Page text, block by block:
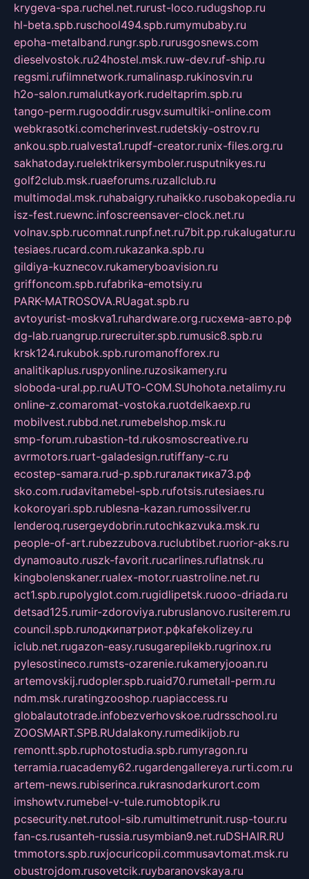
krygeva-spa.ruchel.net.rurust-loco.rudugshop.ru
hl-beta.spb.ruschool494.spb.rumymubaby.ru
epoha-metalband.rungr.spb.rurusgosnews.com
dieselvostok.ru24hostel.msk.ruw-dev.ruf-ship.ru
regsmi.rufilmnetwork.rumalinasp.rukinosvin.ru
h2o-salon.rumalutkayork.rudeltaprim.spb.ru
tango-perm.rugooddir.rusgv.sumultiki-online.com
webkrasotki.comcherinvest.rudetskiy-ostrov.ru
ankou.spb.rualvesta1.rupdf-creator.runix-files.org.ru
sakhatoday.ruelektrikersymboler.rusputnikyes.ru
golf2club.msk.ruaeforums.ruzallclub.ru
multimodal.msk.ruhabaigry.ruhaikko.rusobakopedia.ru
isz-fest.ruewnc.infoscreensaver-clock.net.ru
volnav.spb.rucomnat.runpf.net.ru7bit.pp.rukalugatur.ru
tesiaes.rucard.com.rukazanka.spb.ru
gildiya-kuznecov.rukameryboavision.ru
griffoncom.spb.rufabrika-emotsiy.ru
PARK-MATROSOVA.RUagat.spb.ru
avtoyurist-moskva1.ruhardware.org.ruсхема-авто.рф
dg-lab.ruangrup.rurecruiter.spb.rumusic8.spb.ru
krsk124.rukubok.spb.ruromanofforex.ru
analitikaplus.ruspyonline.ruzosikamery.ru
sloboda-ural.pp.ruAUTO-COM.SUhohota.netalimy.ru
online-z.comaromat-vostoka.ruotdelkaexp.ru
mobilvest.rubbd.net.rumebelshop.msk.ru
smp-forum.rubastion-td.rukosmoscreative.ru
avrmotors.ruart-galadesign.rutiffany-c.ru
ecostep-samara.rud-p.spb.ruгалактика73.рф
sko.com.rudavitamebel-spb.rufotsis.rutesiaes.ru
kokoroyari.spb.rublesna-kazan.rumossilver.ru
lenderoq.rusergeydobrin.rutochkazvuka.msk.ru
people-of-art.rubezzubova.ruclubtibet.ruorior-aks.ru
dynamoauto.ruszk-favorit.rucarlines.ruflatnsk.ru
kingbolenskaner.rualex-motor.ruastroline.net.ru
act1.spb.rupolyglot.com.rugidlipetsk.ruooo-driada.ru
detsad125.rumir-zdoroviya.rubruslanovo.rusiterem.ru
council.spb.ruлодкипатриот.рфkafekolizey.ru
iclub.net.rugazon-easy.rusugarepilekb.rugrinox.ru
pylesostineco.rumsts-ozarenie.rukameryjooan.ru
artemovskij.rudopler.spb.ruaid70.rumetall-perm.ru
ndm.msk.ruratingzooshop.ruapiaccess.ru
globalautotrade.infobezverhovskoe.rudrsschool.ru
ZOOSMART.SPB.RUdalakony.rumedikijob.ru
remontt.spb.ruphotostudia.spb.rumyragon.ru
terramia.ruacademy62.rugardengallereya.rurti.com.ru
artem-news.rubiserinca.rukrasnodarkurort.com
imshowtv.rumebel-v-tule.rumobtopik.ru
pcsecurity.net.rutool-sib.rumultimetrunit.rusp-tour.ru
fan-cs.rusanteh-russia.rusymbian9.net.ruDSHAIR.RU
tmmotors.spb.ruxjocuricopii.commusavtomat.msk.ru
obustrojdom.rusovetcik.ruybaranovskaya.ru